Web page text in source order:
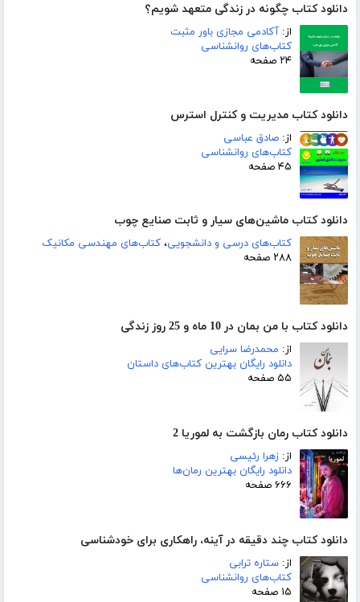
دانلود کتاب چگونه در زندگی متعهد شویم؟
از: آکادمی مجازی باور مثبت
کتاب‌های روانشناسی
۲۴ صفحه
دانلود کتاب مدیریت و کنترل استرس
از: صادق عباسی
کتاب‌های روانشناسی
۴۵ صفحه
دانلود کتاب ماشین‌های سیار و ثابت صنایع چوب
کتاب‌های درسی و دانشجویی، کتاب‌های مهندسی مکانیک
۲۸۸ صفحه
دانلود کتاب با من بمان در 10 ماه و 25 روز زندگی
از: محمدرضا سرایی
دانلود رایگان بهترین کتاب‌های داستان
۵۵ صفحه
دانلود کتاب رمان بازگشت به لموریا 2
از: زهرا رئیسی
دانلود رایگان بهترین رمان‌ها
۶۶۶ صفحه
دانلود کتاب چند دقیقه در آینه، راهکاری برای خودشناسی
از: ستاره ترابی
کتاب‌های روانشناسی
۱۵ صفحه